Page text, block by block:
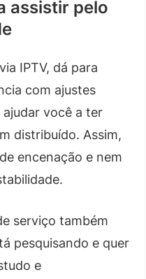
assistir pelo
IPTV, dá para
com ajustes
ajudar você a ter
distribuído. Assim,
encenação e nem
serviço também
pesquisando e quer
e